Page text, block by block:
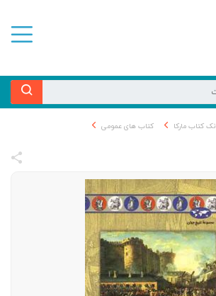
کتاب مارکا کتاب های عمومی